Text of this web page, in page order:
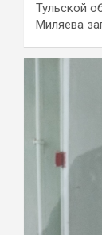
Тульской
Миляева